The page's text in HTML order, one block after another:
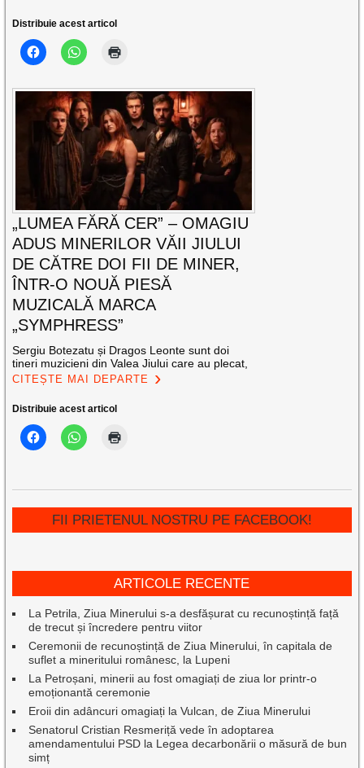
Distribuie acest articol
„LUMEA FĂRĂ CER” – OMAGIU
ADUS MINERILOR VĂII JIULUI
DE CĂTRE DOI FII DE MINER,
ÎNTR-O NOUĂ PIESĂ
MUZICALĂ MARCA
„SYMPHRESS”
Sergiu Botezatu și Dragos Leonte sunt doi
tineri muzicieni din Valea Jiului care au plecat,
CITEȘTE MAI DEPARTE
Distribuie acest articol
FII PRIETENUL NOSTRU PE FACEBOOK!
ARTICOLE RECENTE
La Petrila, Ziua Minerului s-a desfășurat cu recunoștință față
de trecut și încredere pentru viitor
Ceremonii de recunoștință de Ziua Minerului, în capitala de
suflet a mineritului românesc, la Lupeni
La Petroșani, minerii au fost omagiați de ziua lor printr-o
emoționantă ceremonie
Eroii din adâncuri omagiați la Vulcan, de Ziua Minerului
Senatorul Cristian Resmeriță vede în adoptarea
amendamentului PSD la Legea decarbonării o măsură de bun
simț